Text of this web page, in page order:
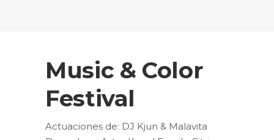
Music & Color
Festival
Actuaciones de: DJ Kjun & Malavita